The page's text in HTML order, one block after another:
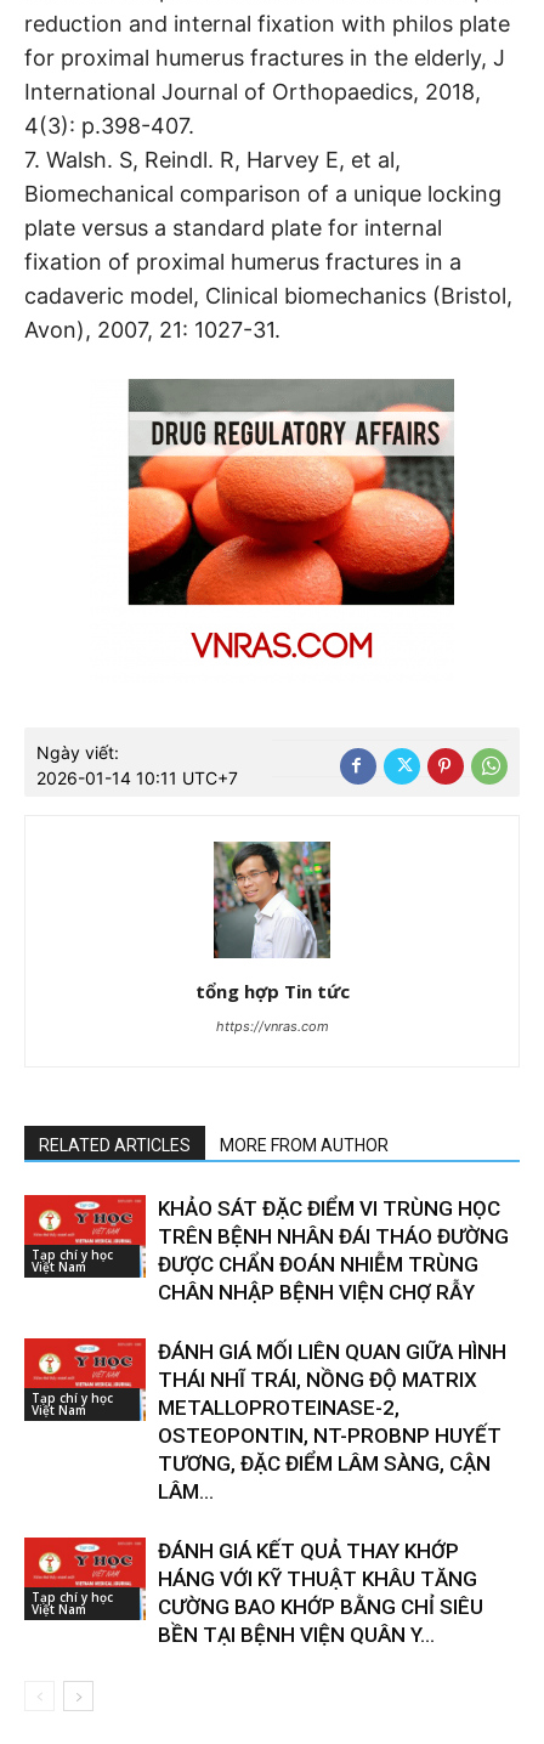
reduction and internal fixation with philos plate
for proximal humerus fractures in the elderly, J
International Journal of Orthopaedics, 2018,
4(3): p.398-407.
7. Walsh. S, Reindl. R, Harvey E, et al,
Biomechanical comparison of a unique locking
plate versus a standard plate for internal
fixation of proximal humerus fractures in a
cadaveric model, Clinical biomechanics (Bristol,
Avon), 2007, 21: 1027-31.
Ngày viết:
2026-01-14 10:11 UTC+7
tổng hợp Tin tức
https://vnras.com
RELATED ARTICLES MORE FROM AUTHOR
Tạp chí y học
Việt Nam
KHẢO SÁT ĐẶC ĐIỂM VI TRÙNG HỌC
TRÊN BỆNH NHÂN ĐÁI THÁO ĐƯỜNG
ĐƯỢC CHẨN ĐOÁN NHIỄM TRÙNG
CHÂN NHẬP BỆNH VIỆN CHỢ RẪY
Tạp chí y học
Việt Nam
ĐÁNH GIÁ MỐI LIÊN QUAN GIỮA HÌNH
THÁI NHĨ TRÁI, NỒNG ĐỘ MATRIX
METALLOPROTEINASE-2,
OSTEOPONTIN, NT-PROBNP HUYẾT
TƯƠNG, ĐẶC ĐIỂM LÂM SÀNG, CẬN
LÂM...
Tạp chí y học
Việt Nam
ĐÁNH GIÁ KẾT QUẢ THAY KHỚP
HÁNG VỚI KỸ THUẬT KHÂU TĂNG
CƯỜNG BAO KHỚP BẰNG CHỈ SIÊU
BỀN TẠI BỆNH VIỆN QUÂN Y...